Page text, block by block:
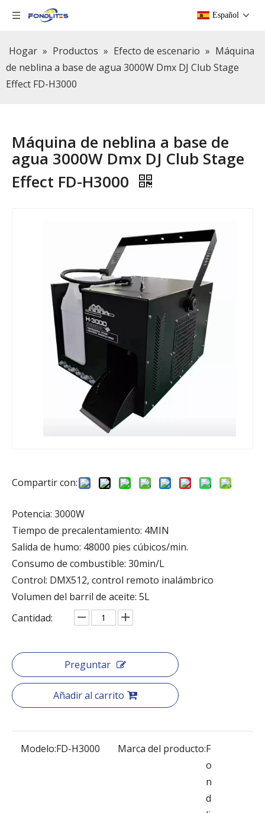
Español
Hogar » Productos » Efecto de escenario » Máquina
de neblina a base de agua 3000W Dmx DJ Club Stage
Effect FD-H3000
Máquina de neblina a base de
agua 3000W Dmx DJ Club Stage
Effect FD-H3000
Compartir con:
Potencia: 3000W
Tiempo de precalentamiento: 4MIN
Salida de humo: 48000 pies cúbicos/min.
Consumo de combustible: 30min/L
Control: DMX512, control remoto inalámbrico
Volumen del barril de aceite: 5L
Cantidad:
Preguntar
Añadir al carrito
Modelo:FD-H3000 Marca del producto:F
o
n
d